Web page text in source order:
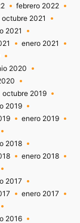
febrero 2022
octubre 2021
2021
enero 2021
2020
octubre 2019
2019
enero 2019
2018
enero 2018
2017
enero 2017
2016